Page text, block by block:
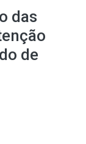
das
de